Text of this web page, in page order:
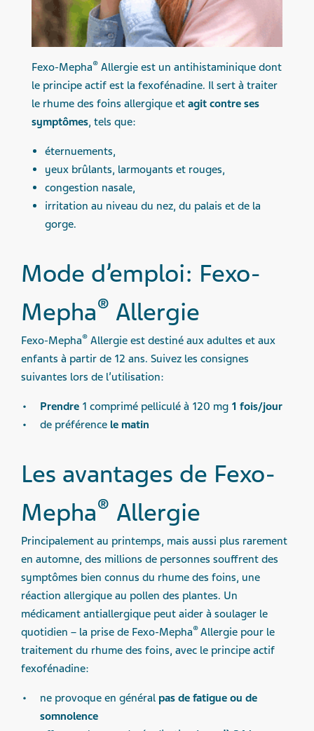
Fexo-Mepha® Allergie est un antihistaminique dont
le principe actif est la fexofénadine. Il sert à traiter
le rhume des foins allergique et agit contre ses
symptômes, tels que:
éternuements,
yeux brûlants, larmoyants et rouges,
congestion nasale,
irritation au niveau du nez, du palais et de la
gorge.
Mode d’emploi: Fexo-
Mepha® Allergie
Fexo-Mepha® Allergie est destiné aux adultes et aux
enfants à partir de 12 ans. Suivez les consignes
suivantes lors de l’utilisation:
Prendre 1 comprimé pelliculé à 120 mg 1 fois/jour
de préférencele matin
Les avantages de Fexo-
Mepha® Allergie
Principalement au printemps, mais aussi plus rarement
en automne, des millions de personnes souffrent des
symptômes bien connus du rhume des foins, une
réaction allergique au pollen des plantes. Un
médicament antiallergique peut aider à soulager le
quotidien – la prise de Fexo-Mepha® Allergie pour le
traitement du rhume des foins, avec le principe actif
fexofénadine:
ne provoque en général pas de fatigue ou de
somnolence